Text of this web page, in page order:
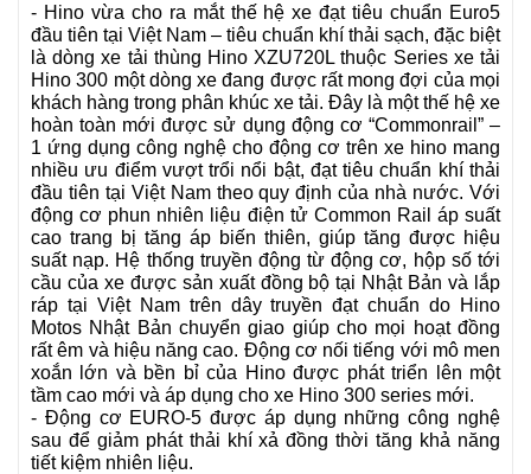
- Hino vừa cho ra mắt thế hệ xe đạt tiêu chuẩn Euro5
đầu tiên tại Việt Nam – tiêu chuẩn khí thải sạch, đặc biệt
là dòng xe tải thùng Hino XZU720L thuộc Series xe tải
Hino 300 một dòng xe đang được rất mong đợi của mọi
khách hàng trong phân khúc xe tải. Đây là một thế hệ xe
hoàn toàn mới được sử dụng động cơ “Commonrail” –
1 ứng dụng công nghệ cho động cơ trên xe hino mang
nhiều ưu điểm vượt trổi nổi bật, đạt tiêu chuẩn khí thải
đầu tiên tại Việt Nam theo quy định của nhà nước. Với
động cơ phun nhiên liệu điện tử Common Rail áp suất
cao trang bị tăng áp biến thiên, giúp tăng được hiệu
suất nạp. Hệ thống truyền động từ động cơ, hộp số tới
cầu của xe được sản xuất đồng bộ tại Nhật Bản và lắp
ráp tại Việt Nam trên dây truyền đạt chuẩn do Hino
Motos Nhật Bản chuyển giao giúp cho mọi hoạt đồng
rất êm và hiệu năng cao. Động cơ nối tiếng với mô men
xoắn lớn và bền bỉ của Hino được phát triển lên một
tầm cao mới và áp dụng cho xe Hino 300 series mới.
- Động cơ EURO-5 được áp dụng những công nghệ
sau để giảm phát thải khí xả đồng thời tăng khả năng
tiết kiệm nhiên liệu.